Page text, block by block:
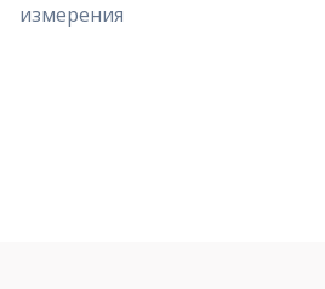
измерения